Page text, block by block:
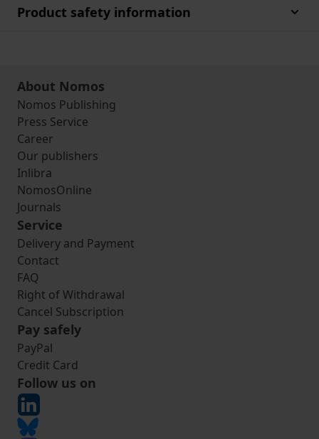
Product safety information
About Nomos
Nomos Publishing
Press Service
Career
Our publishers
Inlibra
NomosOnline
Journals
Service
Delivery and Payment
Contact
FAQ
Right of Withdrawal
Cancel Subscription
Pay safely
PayPal
Credit Card
Follow us on